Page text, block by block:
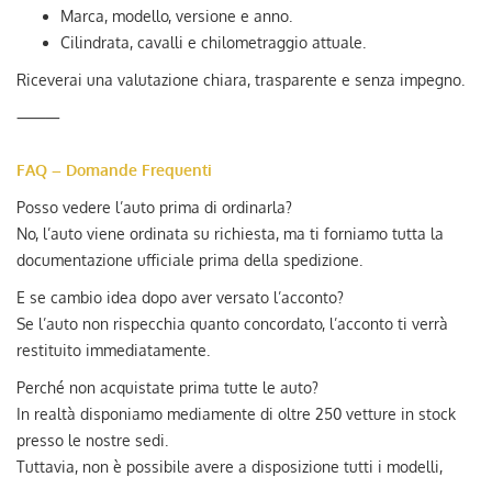
Marca, modello, versione e anno.
Cilindrata, cavalli e chilometraggio attuale.
Riceverai una valutazione chiara, trasparente e senza impegno.
⸻
FAQ – Domande Frequenti
Posso vedere l’auto prima di ordinarla?
No, l’auto viene ordinata su richiesta, ma ti forniamo tutta la
documentazione ufficiale prima della spedizione.
E se cambio idea dopo aver versato l’acconto?
Se l’auto non rispecchia quanto concordato, l’acconto ti verrà
restituito immediatamente.
Perché non acquistate prima tutte le auto?
In realtà disponiamo mediamente di oltre 250 vetture in stock
presso le nostre sedi.
Tuttavia, non è possibile avere a disposizione tutti i modelli,